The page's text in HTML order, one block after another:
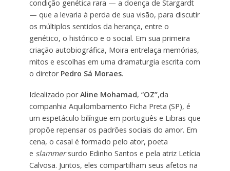
condição genética rara — a doença de Stargardt
— que a levaria à perda de sua visão, para discutir
os múltiplos sentidos da herança, entre o
genético, o histórico e o social. Em sua primeira
criação autobiográfica, Moira entrelaça memórias,
mitos e escolhas em uma dramaturgia escrita com
o diretor Pedro Sá Moraes.
Idealizado porAline Mohamad, “OZ”,da
companhia Aquilombamento Ficha Preta (SP), é
um espetáculo bilíngue em português e Libras que
propõe repensar os padrões sociais do amor. Em
cena, o casal é formado pelo ator, poeta
e slammersurdo Edinho Santos e pela atriz Letícia
Calvosa. Juntos, eles compartilham seus afetos na